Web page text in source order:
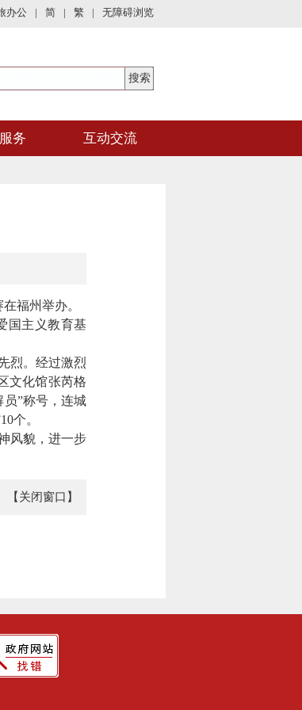
办公 | 简 | 繁 | 无障碍浏览
务 互动交流
福州举办。
国主义教育基
烈。经过激烈
文化馆张芮格
”称号，连城
个。
风貌，进一步
【关闭窗口】